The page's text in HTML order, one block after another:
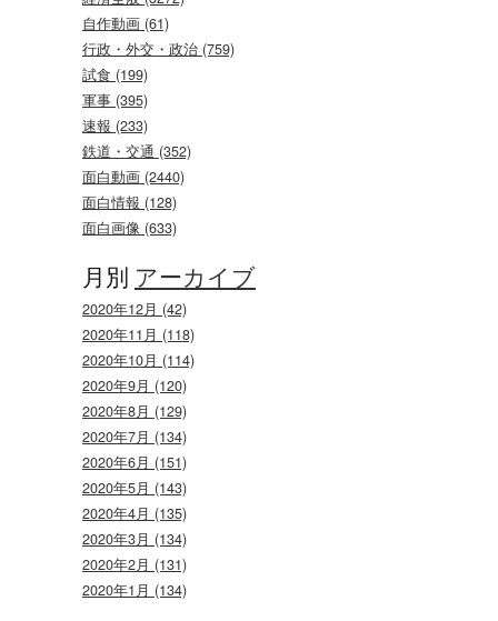
自作動画 (61)
行政・外交・政治 (759)
試食 (199)
軍事 (395)
速報 (233)
鉄道・交通 (352)
面白動画 (2440)
面白情報 (128)
面白画像 (633)
月別 アーカイブ
2020年12月 (42)
2020年11月 (118)
2020年10月 (114)
2020年9月 (120)
2020年8月 (129)
2020年7月 (134)
2020年6月 (151)
2020年5月 (143)
2020年4月 (135)
2020年3月 (134)
2020年2月 (131)
2020年1月 (134)